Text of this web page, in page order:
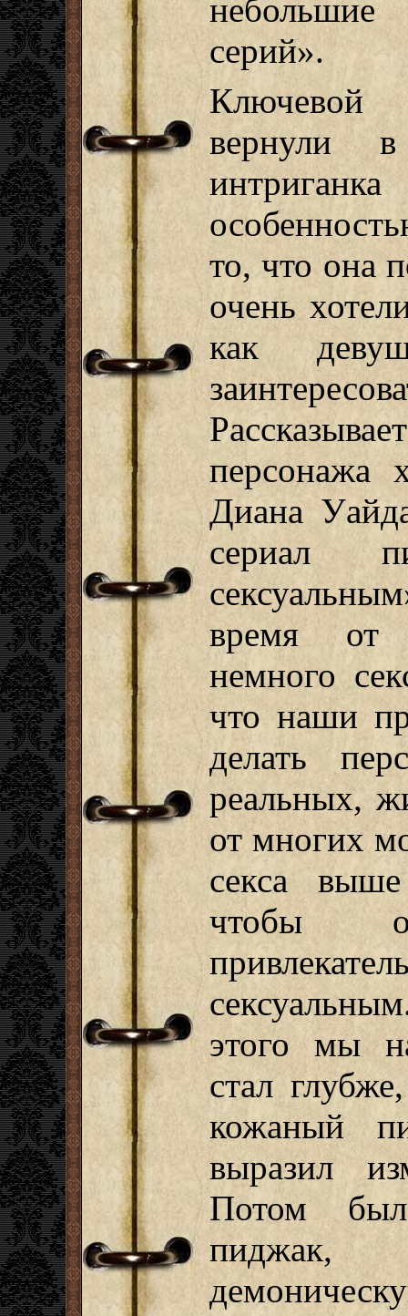
серий».
вернули
то, что она
очень
как
персонажа
Диана
сериал
время от
немного
что наши
делать
реальных,
от многих
секса
чтобы
этого мы
стал
кожаный
выразил
Потом
пиджак,